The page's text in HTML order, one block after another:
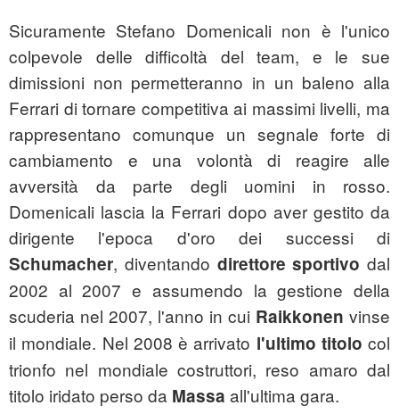
Sicuramente Stefano Domenicali non è l'unico
colpevole delle difficoltà del team, e le sue
dimissioni non permetteranno in un baleno alla
Ferrari di tornare competitiva ai massimi livelli, ma
rappresentano comunque un segnale forte di
cambiamento e una volontà di reagire alle
avversità da parte degli uomini in rosso.
Domenicali lascia la Ferrari dopo aver gestito da
dirigente l'epoca d'oro dei successi di
Schumacher, diventando direttore sportivo dal
2002 al 2007 e assumendo la gestione della
scuderia nel 2007, l'anno in cui Raikkonen vinse
il mondiale. Nel 2008 è arrivato l'ultimo titolo col
trionfo nel mondiale costruttori, reso amaro dal
titolo iridato perso da Massa all'ultima gara.